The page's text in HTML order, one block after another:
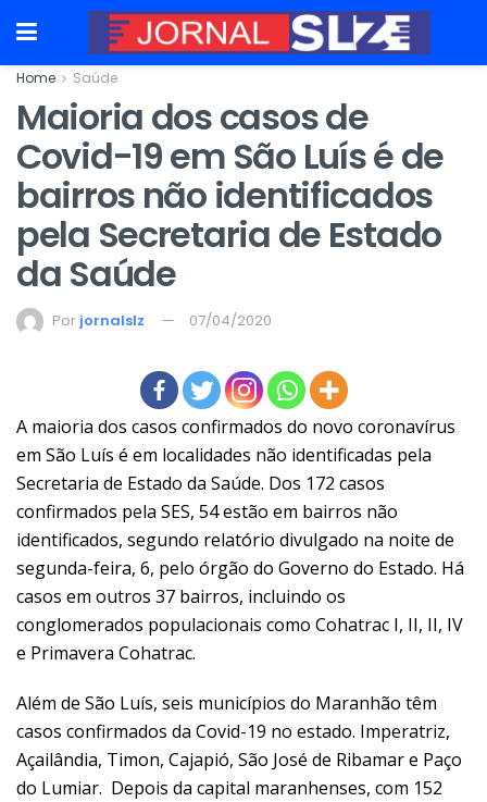
Home Saúde
Maioria dos casos de
Covid-19 em São Luís é de
bairros não identificados
pela Secretaria de Estado
da Saúde
Por jornalslz 07/04/2020
A maioria dos casos confirmados do novo coronavírus
em São Luís é em localidades não identificadas pela
Secretaria de Estado da Saúde. Dos 172 casos
confirmados pela SES, 54 estão em bairros não
identificados, segundo relatório divulgado na noite de
segunda-feira, 6, pelo órgão do Governo do Estado. Há
casos em outros 37 bairros, incluindo os
conglomerados populacionais como Cohatrac I, II, II, IV
e Primavera Cohatrac.
Além de São Luís, seis municípios do Maranhão têm
casos confirmados da Covid-19 no estado. Imperatriz,
Açailândia, Timon, Cajapió, São José de Ribamar e Paço
do Lumiar. Depois da capital maranhenses, com 152